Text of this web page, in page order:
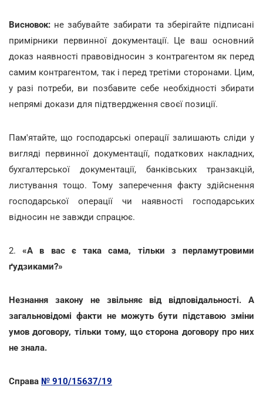
Висновок: не забувайте забирати та зберігайте підписані
примірники первинної документації. Це ваш основний
доказ наявності правовідносин з контрагентом як перед
самим контрагентом, так і перед третіми сторонами. Цим,
у разі потреби, ви позбавите себе необхідності збирати
непрямі докази для підтвердження своєї позиції.
Пам'ятайте, що господарські операції залишають сліди у
вигляді первинної документації, податкових накладних,
бухгалтерської документації, банківських транзакцій,
листування тощо. Тому заперечення факту здійснення
господарської операції чи наявності господарських
відносин не завжди спрацює.
2.«А в вас є така сама, тільки з перламутровими
ґудзиками?»
Незнання закону не звільняє від відповідальності. А
загальновідомі факти не можуть бути підставою зміни
умов договору, тільки тому, що сторона договору про них
не знала.
Справа № 910/15637/19